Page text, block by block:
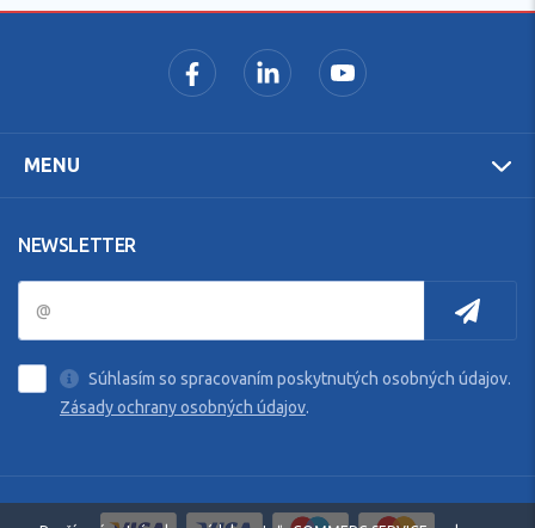
MENU
NEWSLETTER
Súhlasím so spracovaním poskytnutých osobných údajov.
Zásady ochrany osobných údajov.